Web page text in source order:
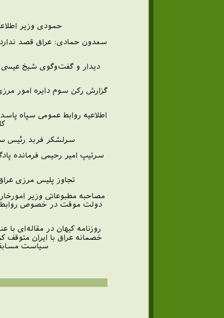
حمودی وزیر
سعدون حمادی: عراق قصد ندارد
دیدار و گفت‌و‌گوی شیخ عیسی
گزارش ركن سوم دایره امور
سرلشكر فربد رئیس
سرتیپ امیر رحیمی فرمانده
تجاوز پلیس مرزی
مصاحبه مطبوعاتی وزیر
دولت موقت در خصوص روابط دو
روزنامه كیهان در مقاله‌ای
خصمانه عراق با ایران متوقف
سیاست